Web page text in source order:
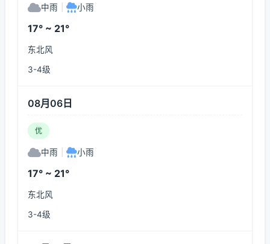
中雨 小雨
17° ~ 21°
东北风
3-4级
08月06日
优
中雨 小雨
17° ~ 21°
东北风
3-4级